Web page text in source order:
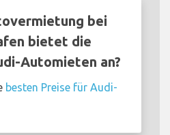
bei
bietet die
Automieten an?
besten Preise für Audi-